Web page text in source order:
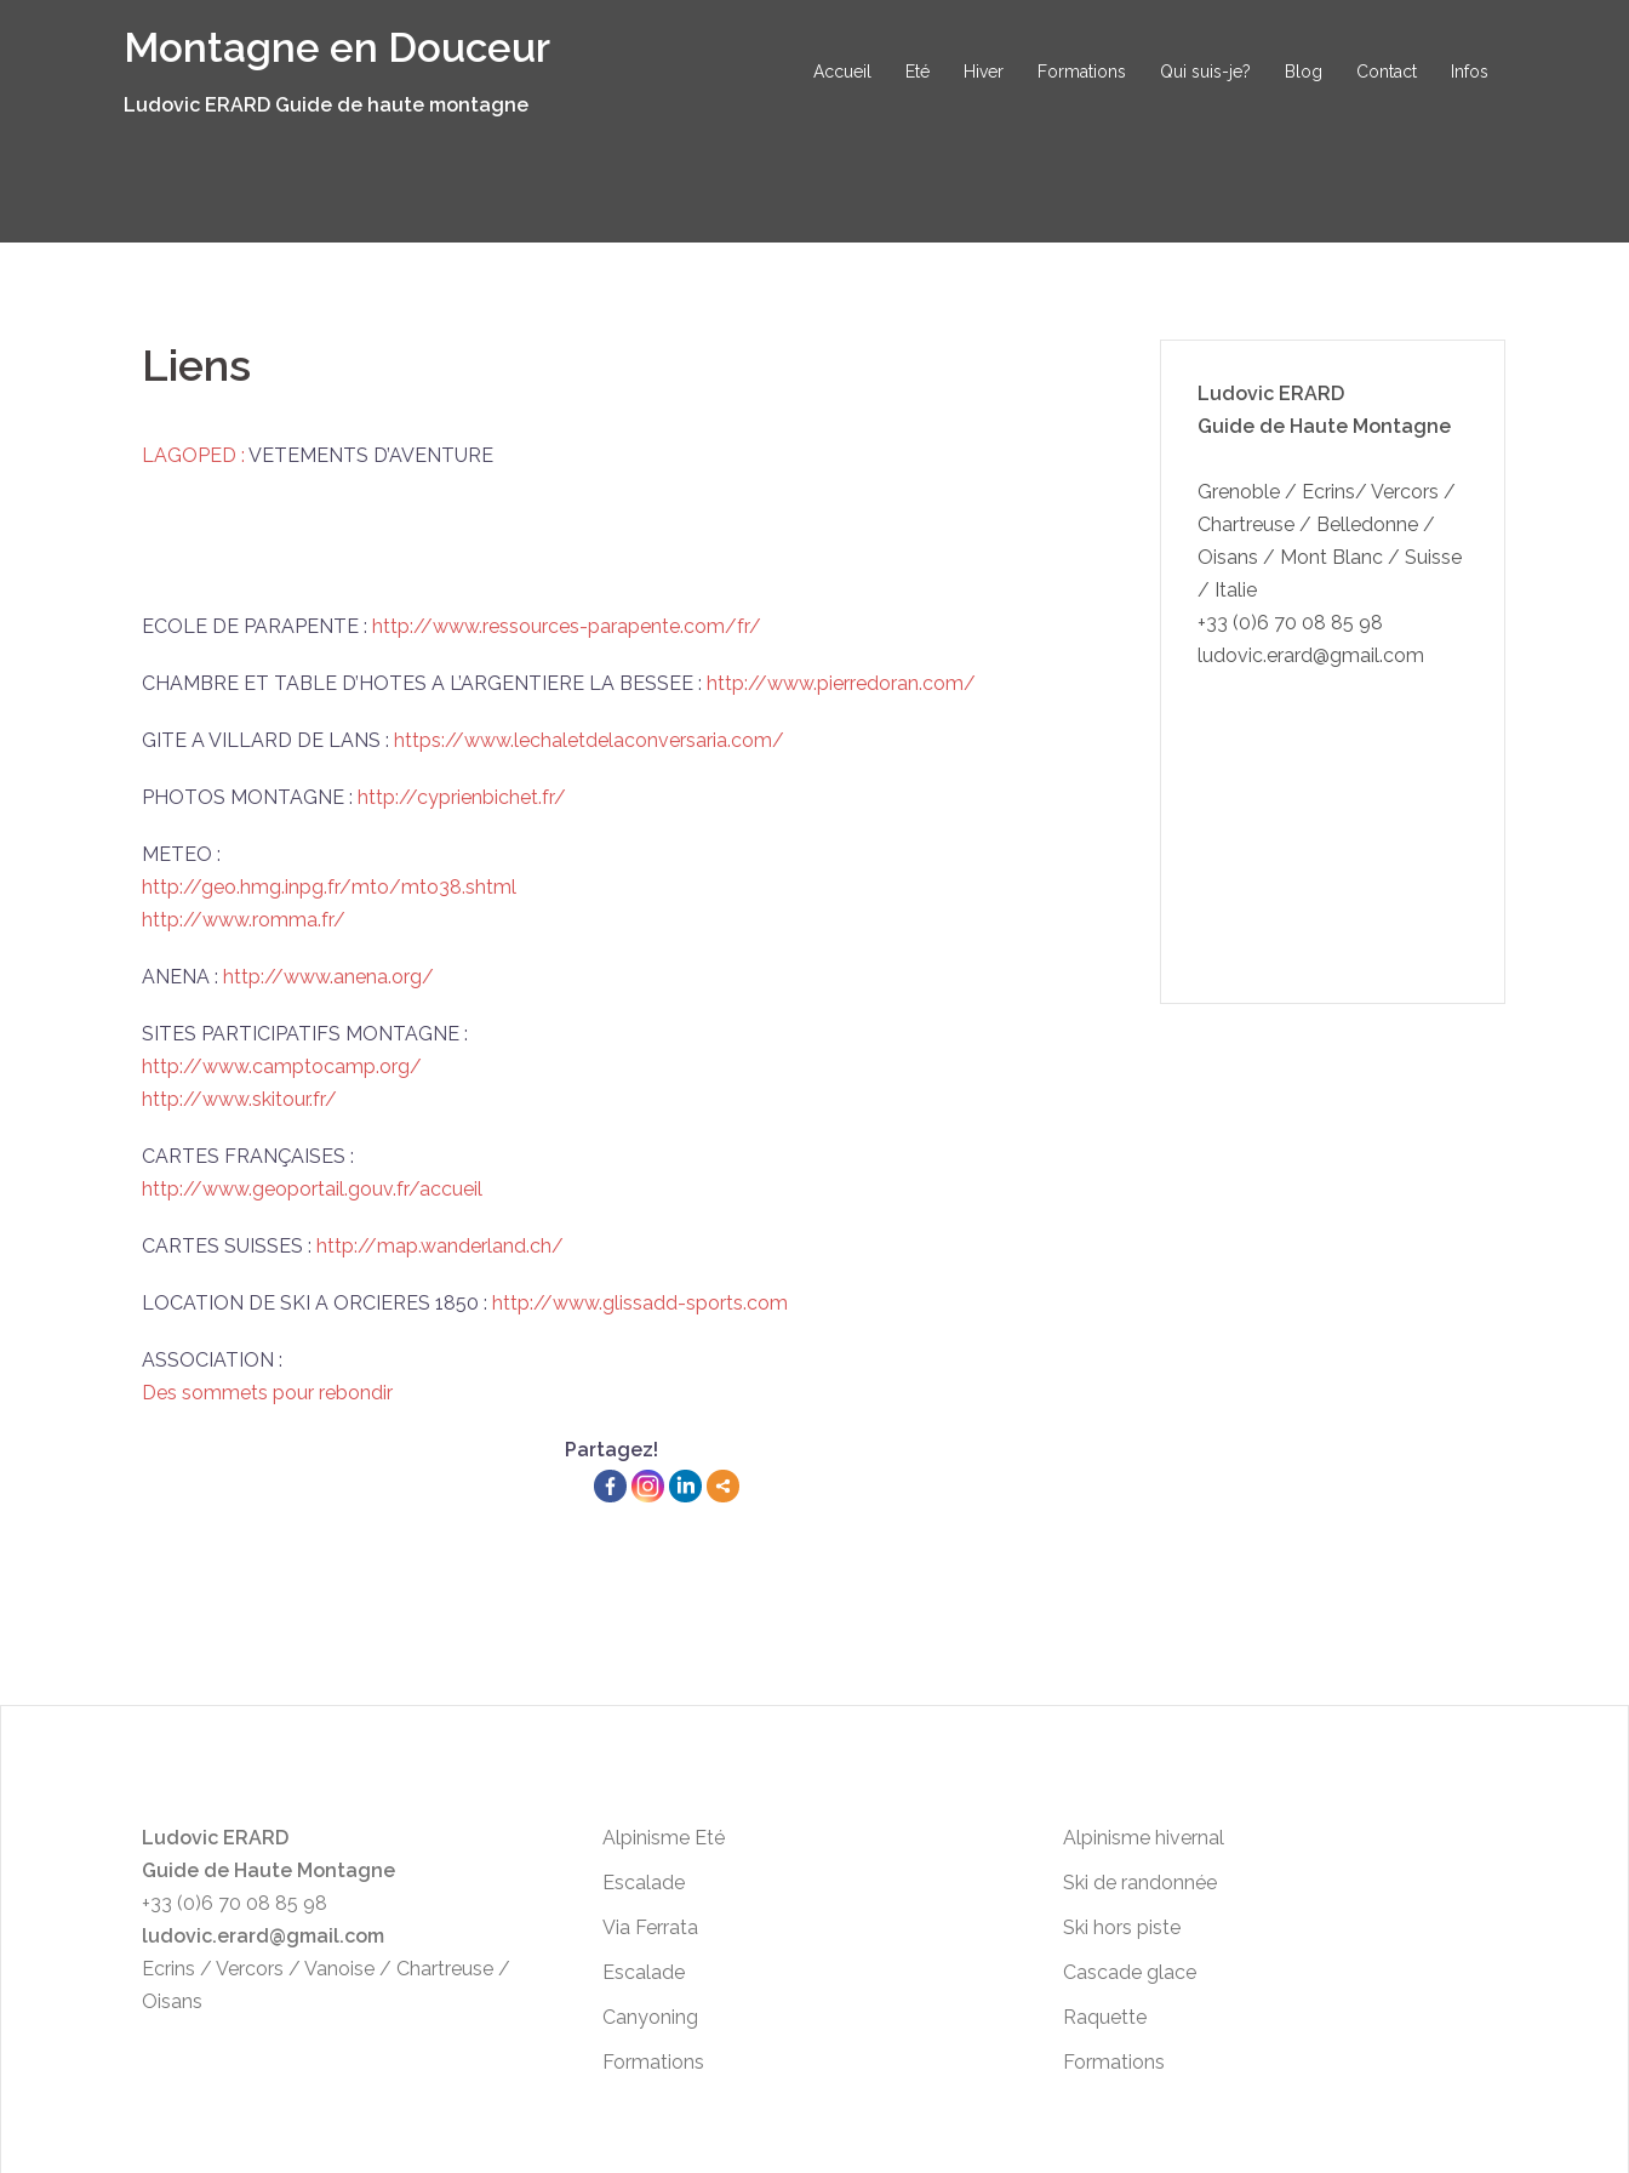
Montagne en Douceur
Ludovic ERARD Guide de haute montagne
Accueil Eté Hiver Formations Qui suis-je? Blog Contact Infos
Liens
LAGOPED : VETEMENTS D’AVENTURE
ECOLE DE PARAPENTE : http://www.ressources-parapente.com/fr/
CHAMBRE ET TABLE D’HOTES A L’ARGENTIERE LA BESSEE : http://www.pierredoran.com/
GITE A VILLARD DE LANS : https://www.lechaletdelaconversaria.com/
PHOTOS MONTAGNE : http://cyprienbichet.fr/
METEO :
http://geo.hmg.inpg.fr/mto/mto38.shtml
http://www.romma.fr/
ANENA : http://www.anena.org/
SITES PARTICIPATIFS MONTAGNE :
http://www.camptocamp.org/
http://www.skitour.fr/
CARTES FRANÇAISES :
http://www.geoportail.gouv.fr/accueil
CARTES SUISSES : http://map.wanderland.ch/
LOCATION DE SKI A ORCIERES 1850 : http://www.glissadd-sports.com
ASSOCIATION :
Des sommets pour rebondir
Partagez!
Ludovic ERARD
Guide de Haute Montagne
Grenoble / Ecrins/ Vercors /
Chartreuse / Belledonne /
Oisans / Mont Blanc / Suisse
/ Italie
+33 (0)6 70 08 85 98
ludovic.erard@gmail.com
Ludovic ERARD
Guide de Haute Montagne
+33 (0)6 70 08 85 98
ludovic.erard@gmail.com
Ecrins / Vercors / Vanoise / Chartreuse /
Oisans
Alpinisme Eté
Escalade
Via Ferrata
Escalade
Canyoning
Formations
Alpinisme hivernal
Ski de randonnée
Ski hors piste
Cascade glace
Raquette
Formations